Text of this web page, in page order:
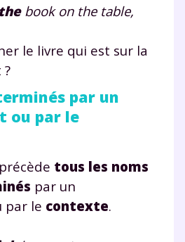
thebook on the table,
le livre qui est sur la
par un
ou par le
précède tous les noms
par un
par le contexte.